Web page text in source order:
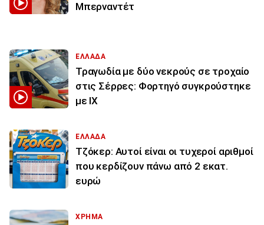
Μπερναντέτ
ΕΛΛΑΔΑ
Τραγωδία με δύο νεκρούς σε τροχαίο
στις Σέρρες: Φορτηγό συγκρούστηκε
με ΙΧ
ΕΛΛΑΔΑ
Τζόκερ: Αυτοί είναι οι τυχεροί αριθμοί
που κερδίζουν πάνω από 2 εκατ.
ευρώ
ΧΡΗΜΑ